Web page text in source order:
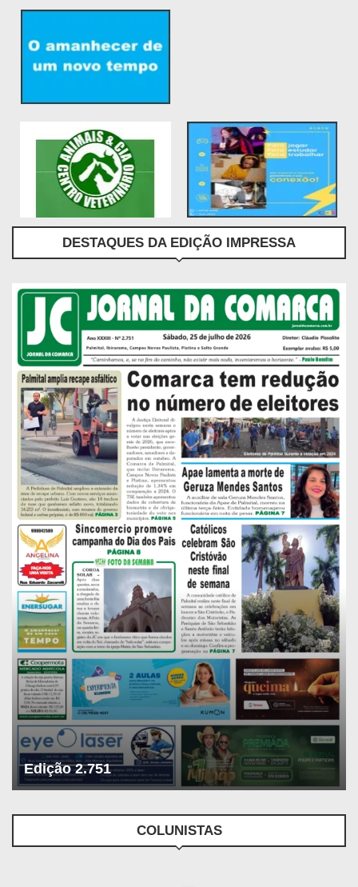
DESTAQUES DA EDIÇÃO IMPRESSA
Edição 2.751
COLUNISTAS